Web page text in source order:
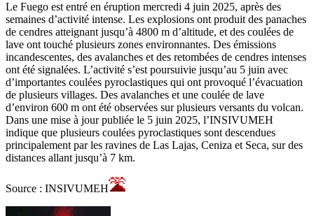
Le Fuego est entré en éruption mercredi 4 juin 2025, après des
semaines d’activité intense. Les explosions ont produit des panaches
de cendres atteignant jusqu’à 4800 m d’altitude, et des coulées de
lave ont touché plusieurs zones environnantes. Des émissions
incandescentes, des avalanches et des retombées de cendres intenses
ont été signalées. L’activité s’est poursuivie jusqu’au 5 juin avec
d’importantes coulées pyroclastiques qui ont provoqué l’évacuation
de plusieurs villages. Des avalanches et une coulée de lave
d’environ 600 m ont été observées sur plusieurs versants du volcan.
Dans une mise à jour publiée le 5 juin 2025, l’INSIVUMEH
indique que plusieurs coulées pyroclastiques sont descendues
principalement par les ravines de Las Lajas, Ceniza et Seca, sur des
distances allant jusqu’à 7 km.
Source : INSIVUMEH